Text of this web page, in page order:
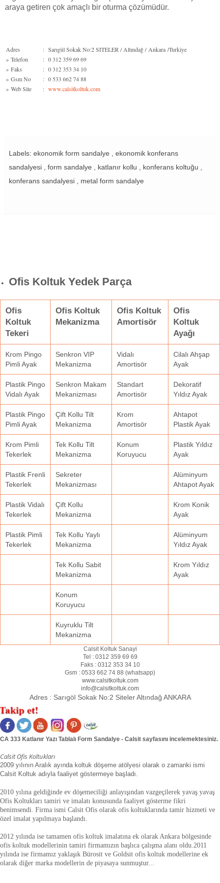
araya getiren çok amaçlı bir oturma çözümüdür.
Adres : Sarıgül Sokak No:2 SITELER / Altındağ / Ankara /Turkiye
» Telefon : 0 312 359 69 69
» Faks : 0 312 353 34 10
» Gsm No : 0 533 662 74 88
» Web Site : www.calsitkoltuk.com
Labels: ekonomik form sandalye , ekonomik konferans
sandalyesi , form sandalye , katlanır kollu , konferans koltuğu ,
konferans sandalyesi , metal form sandalye
Ofis Koltuk Yedek Parça
Ofis
Koltuk
Tekeri
Ofis Koltuk
Mekanizma
Ofis Koltuk
Amortisör
Ofis
Koltuk
Ayağı
Krom Pingo
Pimli Ayak
Senkron VIP
Mekanizma
Vidalı
Amortisör
Cilalı Ahşap
Ayak
Plastik Pingo
Vidalı Ayak
Senkron Makam
Mekanizması
Standart
Amortisör
Dekoratif
Yıldız Ayak
Plastik Pingo
Pimli Ayak
Çift Kollu Tilt
Mekanizma
Krom
Amortisör
Ahtapot
Plastik Ayak
Krom Pimli
Tekerlek
Tek Kollu Tilt
Mekanizma
Konum
Koruyucu
Plastik Yıldız
Ayak
Plastik Frenli
Tekerlek
Sekreter
Mekanizması
Alüminyum
Ahtapot Ayak
Plastik Vidalı
Tekerlek
Çift Kollu
Mekanizma
Krom Konik
Ayak
Plastik Pimli
Tekerlek
Tek Kollu Yaylı
Mekanizma
Alüminyum
Yıldız Ayak
Tek Kollu Sabit
Mekanizma
Krom Yıldız
Ayak
Konum
Koruyucu
Kuyruklu Tilt
Mekanizma
Calsit Koltuk Sanayi
Tel : 0312 359 69 69
Faks : 0312 353 34 10
Gsm : 0533 662 74 88 (whatsapp)
www.calsitkoltuk.com
info@calsitkoltuk.com
Adres : Sarıgöl Sokak No:2 Siteler Altındağ ANKARA
CA 333 Katlanır Yazı Tablalı Form Sandalye - Calsit sayfasını incelemektesiniz.
Calsit Ofis Koltukları
2009 yılının Aralık ayında koltuk döşeme atölyesi olarak o zamanki ismi
Calsit Koltuk adıyla faaliyet göstermeye başladı.
2010 yılına geldiğinde ev döşemeciliği anlayışından vazgeçilerek yavaş yavaş
Ofis Koltukları tamiri ve imalatı konusunda faaliyet gösterme fikri
benimsendi. Firma ismi Calsit Ofis olarak ofis koltuklarında tamir hizmeti ve
özel imalat yapılmaya başlandı.
2012 yılında ise tamamen ofis koltuk imalatına ek olarak Ankara bölgesinde
ofis koltuk modellerinin tamiri firmamızın başlıca çalışma alanı oldu.2011
yılında ise firmamız yaklaşık Bürosit ve Goldsit ofis koltuk modellerine ek
olarak diğer marka modellerin de piyasaya sunmuştur...